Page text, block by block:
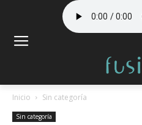
Inicio Sin categoría
Sin categoría